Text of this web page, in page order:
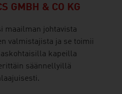
GMBH & CO KG
maailman johtavista
valmistajista ja se toimii
kapeilla
säännellyillä